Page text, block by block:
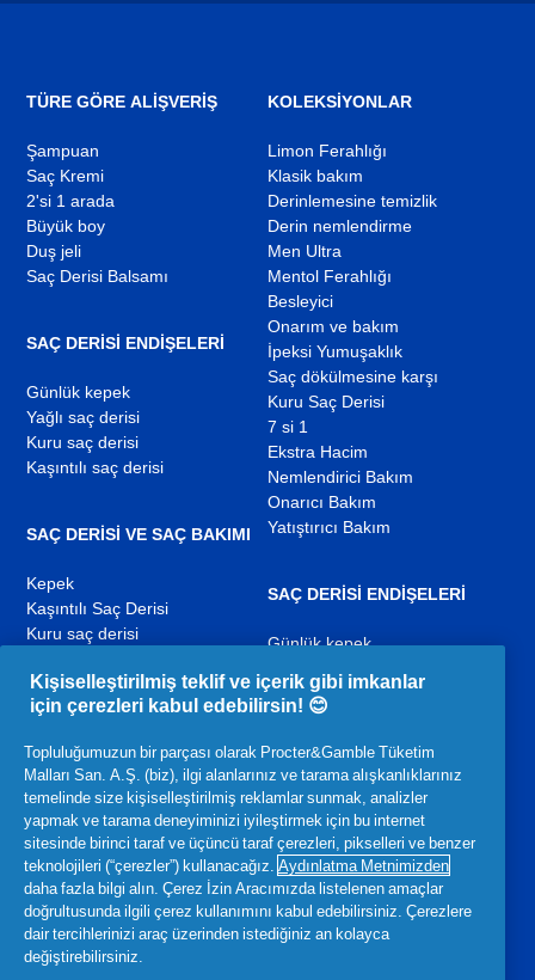
yeni yeni yeni
TÜRE GÖRE ALIŞVERİŞ
Şampuan
Saç Kremi
2'si 1 arada
Büyük boy
Duş jeli
Saç Derisi Balsamı
SAÇ DERISI ENDIŞELERI
Günlük kepek
Yağlı saç derisi
Kuru saç derisi
Kaşıntılı saç derisi
SAÇ DERISI VE SAÇ BAKIMI
Kepek
Kaşıntılı Saç Derisi
Kuru saç derisi
Saç Derisi Koşulları
Saç rutini
KOLEKSIYONLAR
Limon Ferahlığı
Klasik bakım
Derinlemesine temizlik
Derin nemlendirme
Men Ultra
Mentol Ferahlığı
Besleyici
Onarım ve bakım
İpeksi Yumuşaklık
Saç dökülmesine karşı
Kuru Saç Derisi
7 si 1
Ekstra Hacim
Nemlendirici Bakım
Onarıcı Bakım
Yatıştırıcı Bakım
SAÇ DERISI ENDIŞELERI
Günlük kepek
Yağlı saç derisi
Kuru saç derisi
Kaşıntılı saç derisi
İlgili P&G Ürünleri:
,
YouTube
,
yeni
bir
sekmede
açılır
Facebook
,
yeni
bir
sekmede
açılır
Instagram
,
yeni
bir
sekmede
açılır
Kişiselleştirilmiş teklif ve içerik gibi imkanlar
için çerezleri kabul edebilirsin! 😊
Topluluğumuzun bir parçası olarak Procter&Gamble Tüketim
Malları San. A.Ş. (biz), ilgi alanlarınız ve tarama alışkanlıklarınız
temelinde size kişiselleştirilmiş reklamlar sunmak, analizler
yapmak ve tarama deneyiminizi iyileştirmek için bu internet
sitesinde birinci taraf ve üçüncü taraf çerezleri, pikselleri ve benzer
teknolojileri (“çerezler”) kullanacağız. Aydınlatma Metnimizden
daha fazla bilgi alın. Çerez İzin Aracımızda listelenen amaçlar
doğrultusunda ilgili çerez kullanımını kabul edebilirsiniz. Çerezlere
dair tercihlerinizi araç üzerinden istediğiniz an kolayca
değiştirebilirsiniz.